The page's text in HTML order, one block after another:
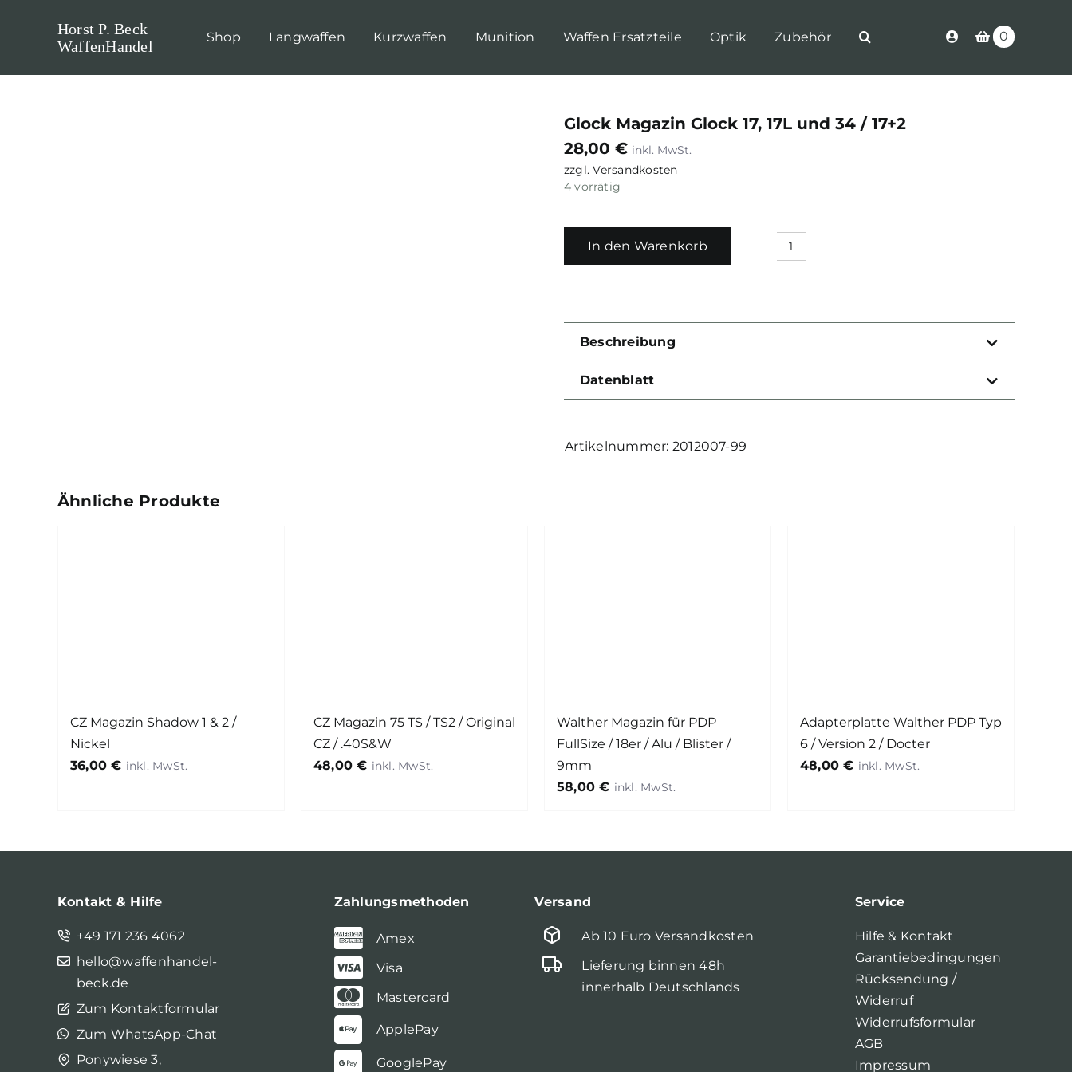
Horst P. Beck
WaffenHandel
Shop Langwaffen Kurzwaffen Munition Waffen Ersatzteile Optik Zubehör 0
Glock Magazin Glock 17, 17L und 34 / 17+2
28,00 €
zzgl.Versandkosten
4 vorrätig
Glock
In den Warenkorb
Beschreibung
Datenblatt
2012007-99
Ähnliche Produkte
CZ Magazin Shadow 1 & 2 /
Nickel
36,00€
CZ Magazin 75 TS / TS2 / Original
CZ / .40S&W
48,00€
Walther Magazin für PDP
FullSize / 18er / Alu / Blister /
9mm
58,00€
Adapterplatte Walther PDP Typ
6 / Version 2 / Docter
48,00€
Kontakt & Hilfe
+49 171 236 4062
hello@waffenhandel-
beck.de
Zum Kontaktformular
Zum WhatsApp-Chat
Ponywiese 3,
Zahlungsmethoden
Amex
Visa
Mastercard
ApplePay
GooglePay
Versand
Ab 10 Euro Versandkosten
Lieferung binnen 48h
innerhalb Deutschlands
Service
Hilfe & Kontakt
Garantiebedingungen
Rücksendung /
Widerruf
Widerrufsformular
AGB
Impressum